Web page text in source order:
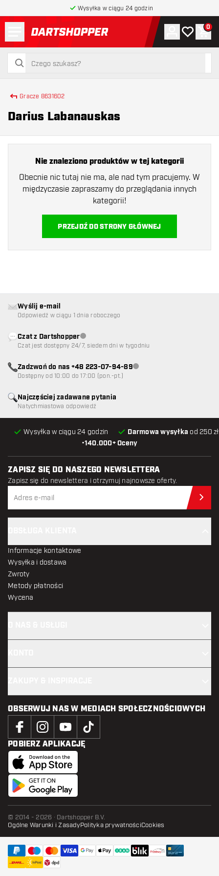
Wysyłka w ciągu 24 godzin
powrót do strony głównej
szukaj
szukaj
Konto
Moja lista
0
Gracze 8631602
Darius Labanauskas
Nie znaleziono produktów w tej kategorii
Obecnie nic tutaj nie ma, ale nad tym pracujemy. W
międzyczasie zapraszamy do przeglądania innych
kategorii!
PRZEJDŹ DO STRONY GŁÓWNEJ
•140.000+ Oceny
Wysyłka w ciągu 24 godzin Darmowa wysyłka od 250
Najczęściej zadawane pytania
Natychmiastowa odpowiedź
Wyślij e-mail
Odpowiedź w ciągu 1 dnia roboczego
Czat z DartshopperObsługa klienta niedostępna
Czat jest dostępny 24/7, siedem dni w tygodniu
Zadzwoń do nas +48 223-07-94-89Obsługa klienta niedostępna
Dostępny od 10:00 do 17:00 (pon.-pt.)
ZAPISZ SIĘ DO NASZEGO NEWSLETTERA
Zapisz się do newslettera i otrzymuj najnowsze oferty.
Informacje kontaktowe
Wysyłka i dostawa
Zwroty
Metody płatności
Wycena
OBSERWUJ NAS W MEDIACH SPOŁECZNOŚCIOWYCH
POBIERZ APLIKACJĘ
© 2014 - 2026 · Dartshopper B.V.
Ogólne Warunki i ZasadyPolityka prywatnościCookies